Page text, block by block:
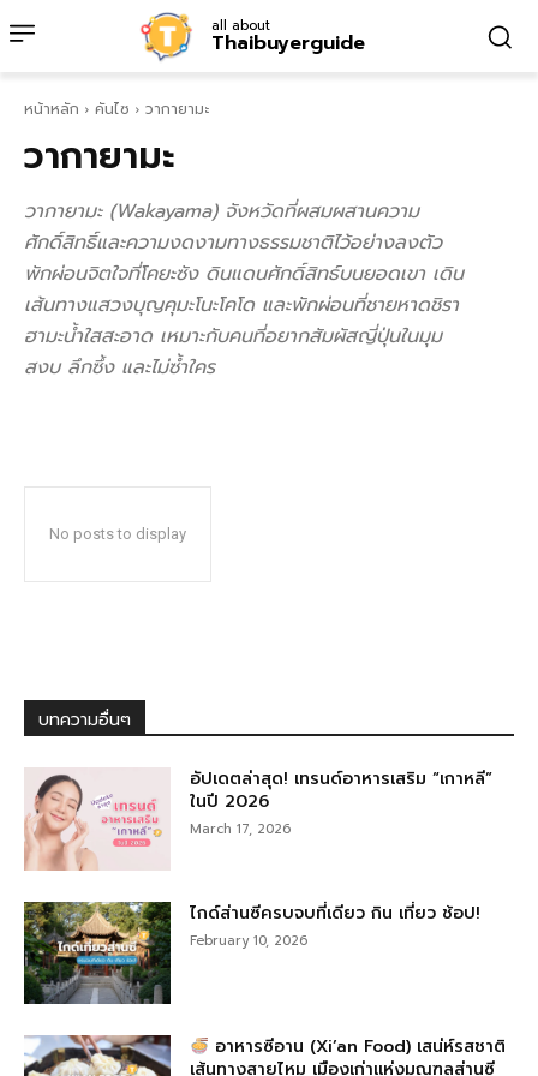
all about
Thaibuyerguide
หน้าหลัก คันไซ วากายามะ
วากายามะ
วากายามะ (Wakayama) จังหวัดที่ผสมผสานความ
ศักดิ์สิทธิ์และความงดงามทางธรรมชาติไว้อย่างลงตัว
พักผ่อนจิตใจที่โคยะซัง ดินแดนศักดิ์สิทธ์บนยอดเขา เดิน
เส้นทางแสวงบุญคุมะโนะโคโด และพักผ่อนที่ชายหาดชิรา
ฮามะน้ำใสสะอาด เหมาะกับคนที่อยากสัมผัสญี่ปุ่นในมุม
สงบ ลึกซึ้ง และไม่ซ้ำใคร
No posts to display
บทความอื่นๆ
อัปเดตล่าสุด! เทรนด์อาหารเสริม “เกาหลี”
ในปี 2026
March 17, 2026
ไกด์ส่านซีครบจบที่เดียว กิน เที่ยว ช้อป!
February 10, 2026
อาหารซีอาน (Xi’an Food) เสน่ห์รสชาติ
เส้นทางสายไหม เมืองเก่าแห่งมณฑลส่านซี